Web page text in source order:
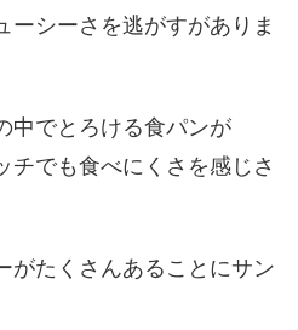
ーシーさを逃がすがありま
中でとろける食パンが
チでも食べにくさを感じさ
がたくさんあることにサン